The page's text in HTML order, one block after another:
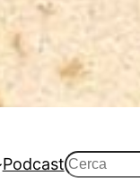
PodcastCerca